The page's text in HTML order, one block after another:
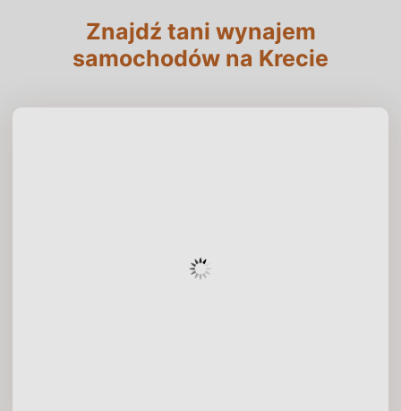
Znajdź tani wynajem
samochodów na Krecie